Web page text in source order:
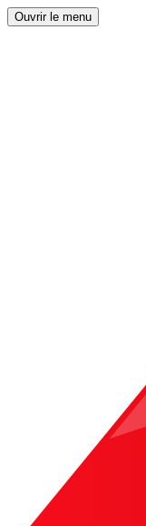
Ouvrir le menu